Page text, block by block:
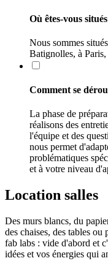
Où êtes-vous
Nous sommes
Batignolles, à
Comment se
La phase de
réalisons des
l'équipe et des
nous permet
problématiques
et à votre niveau
Location salles
Des murs blancs, du
des chaises, des tables ou
fab labs : vide d'abord et
idées et vos énergies qui